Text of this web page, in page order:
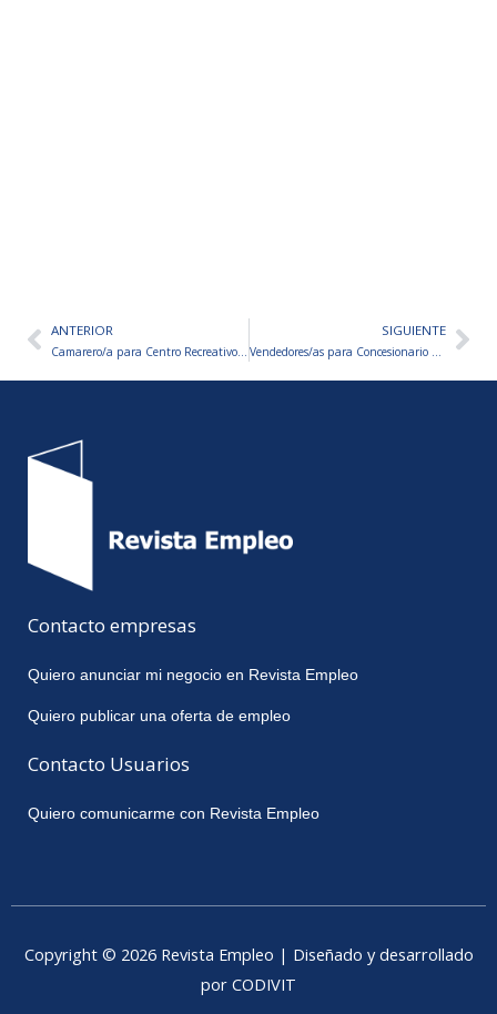
AntANTERIOR SIGUIENTE
Contacto empresas
Quiero anunciar mi negocio en Revista Empleo
Quiero publicar una oferta de empleo
Contacto Usuarios
Quiero comunicarme con Revista Empleo
Copyright © 2026 Revista Empleo | Diseñado y desarrollado
por CODIVIT